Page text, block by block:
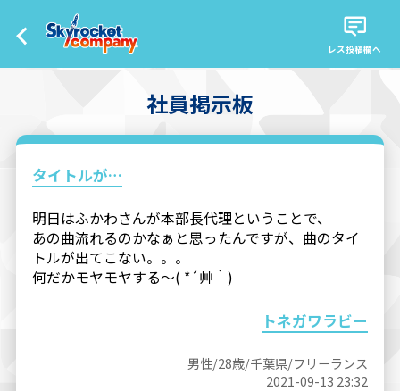
レス投稿欄へ
社員掲示板
タイトルが…
明日はふかわさんが本部長代理ということで、
あの曲流れるのかなぁと思ったんですが、曲のタイ
トルが出てこない。。。
何だかモヤモヤする～( *´艸｀)
トネガワラビー
男性/28歳/千葉県/フリーランス
2021-09-13 23:32